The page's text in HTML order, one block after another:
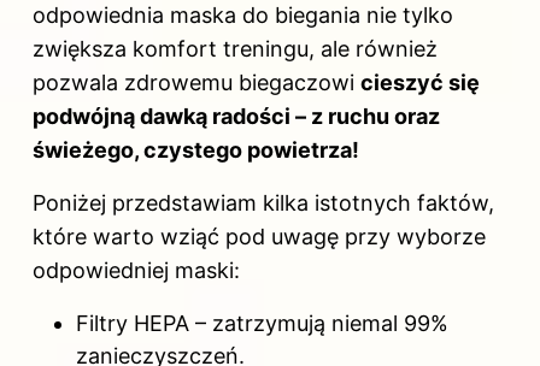
odpowiednia maska do biegania nie tylko
zwiększa komfort treningu, ale również
pozwala zdrowemu biegaczowi cieszyć się
podwójną dawką radości – z ruchu oraz
świeżego, czystego powietrza!
Poniżej przedstawiam kilka istotnych faktów,
które warto wziąć pod uwagę przy wyborze
odpowiedniej maski:
Filtry HEPA – zatrzymują niemal 99%
zanieczyszczeń.